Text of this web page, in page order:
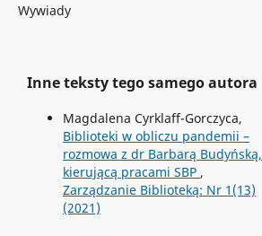
Wywiady
Inne teksty tego samego autora
Magdalena Cyrklaff-Gorczyca,
Biblioteki w obliczu pandemii –
rozmowa z dr Barbarą Budyńską,
kierującą pracami SBP ,
Zarządzanie Biblioteką: Nr 1(13)
(2021)